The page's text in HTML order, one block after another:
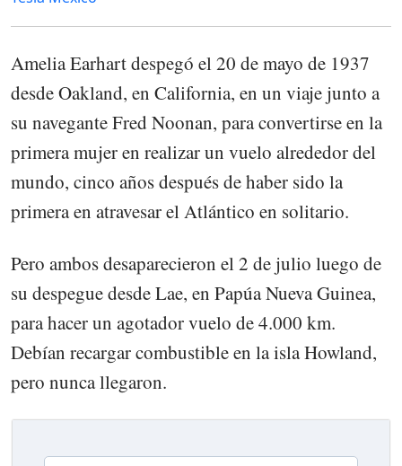
Amelia Earhart despegó el 20 de mayo de 1937
desde Oakland, en California, en un viaje junto a
su navegante Fred Noonan, para convertirse en la
primera mujer en realizar un vuelo alrededor del
mundo, cinco años después de haber sido la
primera en atravesar el Atlántico en solitario.
Pero ambos desaparecieron el 2 de julio luego de
su despegue desde Lae, en Papúa Nueva Guinea,
para hacer un agotador vuelo de 4.000 km.
Debían recargar combustible en la isla Howland,
pero nunca llegaron.